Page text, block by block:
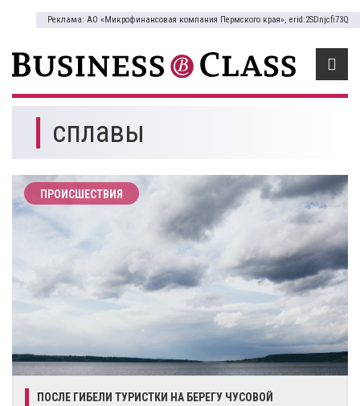
Реклама: АО «Микрофинансовая компания Пермского края», erid:2SDnjcfi73Q
сплавы
ПРОИСШЕСТВИЯ
ПОСЛЕ ГИБЕЛИ ТУРИСТКИ НА БЕРЕГУ ЧУСОВОЙ